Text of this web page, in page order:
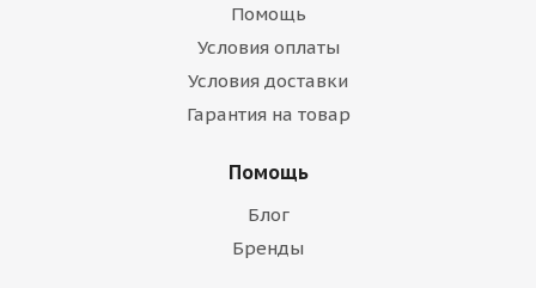
Помощь
Условия оплаты
Условия доставки
Гарантия на товар
Помощь
Блог
Бренды